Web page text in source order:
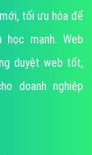
tối ưu hóa để
mạnh. Web
duyệt web tốt,
doanh nghiệp